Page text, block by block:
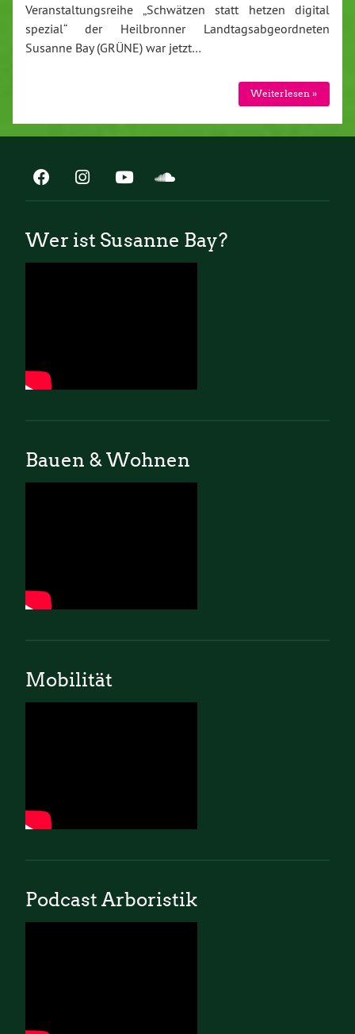
Veranstaltungsreihe „Schwätzen statt hetzen digital
spezial“ der Heilbronner Landtagsabgeordneten
Susanne Bay (GRÜNE) war jetzt…
Weiterlesen »
Wer ist Susanne Bay?
Bauen & Wohnen
Mobilität
Podcast Arboristik